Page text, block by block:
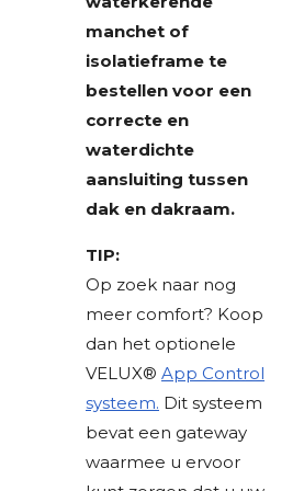
manchet of
isolatieframe te
bestellen voor een
correcte en
waterdichte
aansluiting tussen
dak en dakraam.
TIP:
Op zoek naar nog
meer comfort? Koop
dan het optionele
VELUX® App Control
systeem. Dit systeem
bevat een gateway
waarmee u ervoor